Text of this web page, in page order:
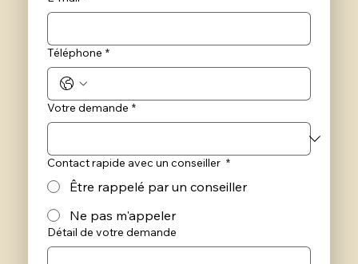
Téléphone *
Votre demande *
Contact rapide avec un conseiller *
Être rappelé par un conseiller
Ne pas m'appeler
Détail de votre demande